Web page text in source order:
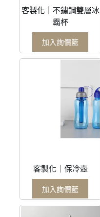
客製化｜不鏽鋼雙層冰
霸杯
加入詢價籃
客製化｜保冷壺
加入詢價籃